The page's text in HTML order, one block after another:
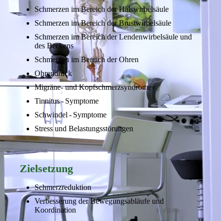
Schmerzen im Bereich der Halswirbelsäule
Schmerzen im Bereich der Brustwirbelsäule
Schmerzen im Bereich der Lendenwirbelsäule und
des Beckens
Schmerzen im Bereich der Ohren
Ohrendruck
Migräne- und Kopfschmerzsyndrome
Tinnitus - Symptome
Schwindel - Symptome
Stress und Belastungsstörungen
Zielsetzung
Schmerzreduktion
Verbesserung der Bewegungsabläufe und
Koordination